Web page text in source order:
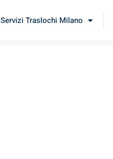
Servizi Traslochi Milano